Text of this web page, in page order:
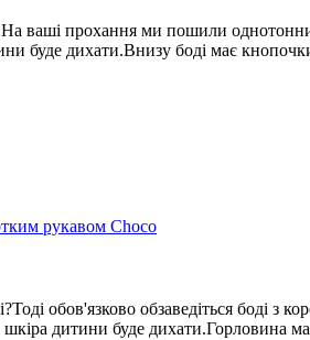
ваші прохання ми пошили
буде дихати.Внизу боді має
обов'язково обзаведіться боді
шкіра дитини буде дихати.Горловина